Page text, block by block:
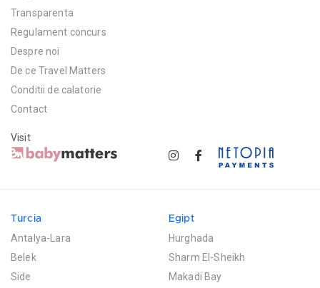
Transparenta
Regulament concurs
Despre noi
De ce Travel Matters
Conditii de calatorie
Contact
Visit
Turcia
Antalya-Lara
Belek
Side
Egipt
Hurghada
Sharm El-Sheikh
Makadi Bay